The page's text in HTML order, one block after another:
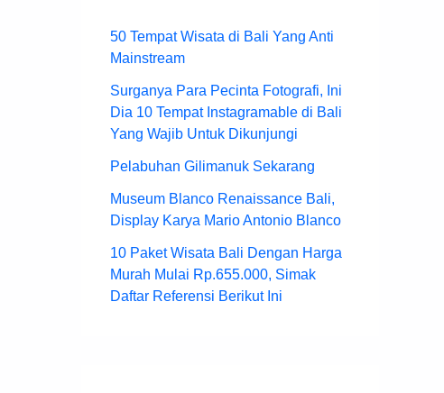
50 Tempat Wisata di Bali Yang Anti
Mainstream
Surganya Para Pecinta Fotografi, Ini
Dia 10 Tempat Instagramable di Bali
Yang Wajib Untuk Dikunjungi
Pelabuhan Gilimanuk Sekarang
Museum Blanco Renaissance Bali,
Display Karya Mario Antonio Blanco
10 Paket Wisata Bali Dengan Harga
Murah Mulai Rp.655.000, Simak
Daftar Referensi Berikut Ini